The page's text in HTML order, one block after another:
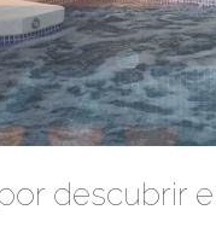
descubrir